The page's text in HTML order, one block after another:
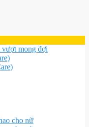
vượt mong đợi
cho nữ